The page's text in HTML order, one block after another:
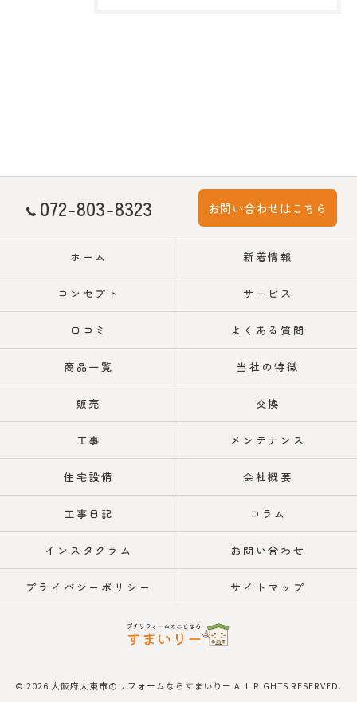
072-803-8323 お問い合わせはこちら
ホーム 新着情報
コンセプト サービス
口コミ よくある質問
商品一覧 当社の特徴
販売 交換
工事 メンテナンス
住宅設備 会社概要
工事日記 コラム
インスタグラム お問い合わせ
プライバシーポリシー サイトマップ
© 2026 大阪府大東市のリフォームならすまいりー ALL RIGHTS RESERVED.